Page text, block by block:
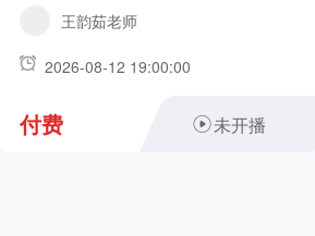
王韵茹老师
2026-08-12 19:00:00
付费 未开播